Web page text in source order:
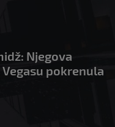
Njegova
pokrenula